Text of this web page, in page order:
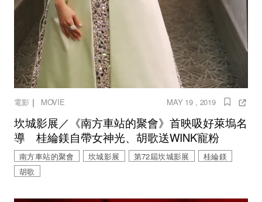
電影 ｜ MOVIE MAY 19 , 2019
坎城影展／《南方車站的聚會》首映吸好萊塢名
導 桂綸鎂自帶女神光、胡歌送WINK寵粉
南方車站的聚會 坎城影展 第72屆坎城影展
桂綸鎂
胡歌